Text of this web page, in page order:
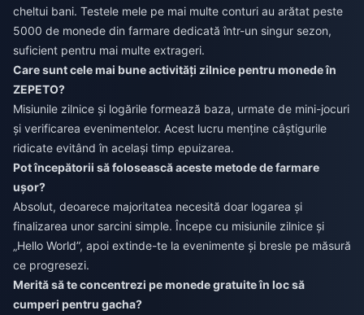
cheltui bani. Testele mele pe mai multe conturi au arătat peste
5000 de monede din farmare dedicată într-un singur sezon,
suficient pentru mai multe extrageri.
Care sunt cele mai bune activități zilnice pentru monede în
ZEPETO?
Misiunile zilnice și logările formează baza, urmate de mini-jocuri
și verificarea evenimentelor. Acest lucru menține câștigurile
ridicate evitând în același timp epuizarea.
Pot începătorii să folosească aceste metode de farmare
ușor?
Absolut, deoarece majoritatea necesită doar logarea și
finalizarea unor sarcini simple. Începe cu misiunile zilnice și
„Hello World”, apoi extinde-te la evenimente și bresle pe măsură
ce progresezi.
Merită să te concentrezi pe monede gratuite în loc să
cumperi pentru gacha?